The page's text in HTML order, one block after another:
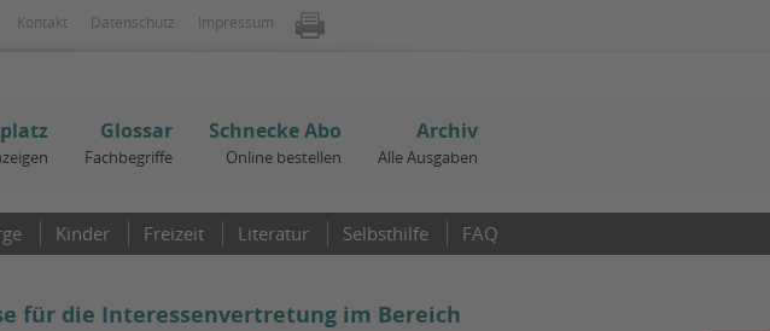
Kontakt Datenschutz Impressum
Glossar
Fachbegriffe
Schnecke Abo
Online bestellen
Archiv
Alle Ausgaben
Kinder Freizeit Literatur Selbsthilfe FAQ
für die Interessenvertretung im Bereich